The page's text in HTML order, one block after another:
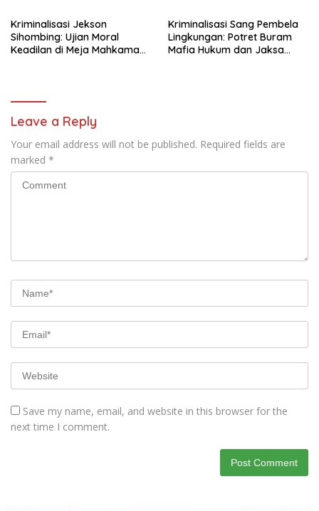
Kriminalisasi Jekson
Sihombing: Ujian Moral
Keadilan di Meja Mahkamah
Kriminalisasi Sang Pembela
Lingkungan: Potret Buram
Mafia Hukum dan Jaksa
Leave a Reply
Your email address will not be published. Required fields are
marked *
Save my name, email, and website in this browser for the
next time I comment.